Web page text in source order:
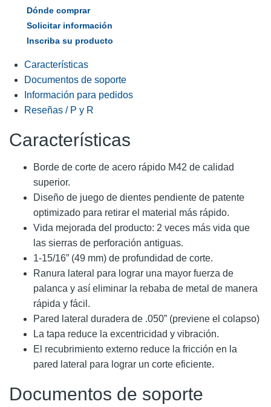
Dónde comprar
Solicitar información
Inscriba su producto
Características
Documentos de soporte
Información para pedidos
Reseñas / P y R
Características
Borde de corte de acero rápido M42 de calidad
superior.
Diseño de juego de dientes pendiente de patente
optimizado para retirar el material más rápido.
Vida mejorada del producto: 2 veces más vida que
las sierras de perforación antiguas.
1-15/16” (49 mm) de profundidad de corte.
Ranura lateral para lograr una mayor fuerza de
palanca y así eliminar la rebaba de metal de manera
rápida y fácil.
Pared lateral duradera de .050” (previene el colapso)
La tapa reduce la excentricidad y vibración.
El recubrimiento externo reduce la fricción en la
pared lateral para lograr un corte eficiente.
Documentos de soporte